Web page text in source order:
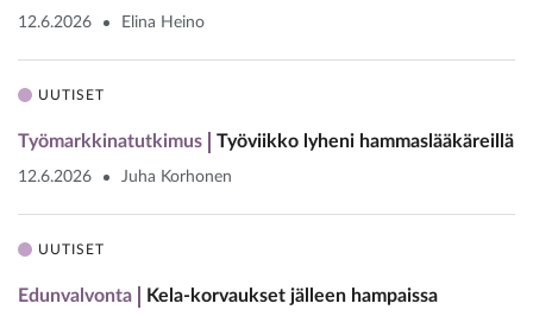
12.6.2026 Elina Heino
UUTISET
Työmarkkinatutkimus Työviikko lyheni hammaslääkäreillä
12.6.2026 Juha Korhonen
UUTISET
Edunvalvonta Kela-korvaukset jälleen hampaissa